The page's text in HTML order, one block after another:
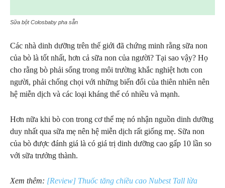
Sữa bột Colosbaby pha sẵn
Các nhà dinh dưỡng trên thế giới đã chứng minh rằng sữa non
của bò là tốt nhất, hơn cả sữa non của người? Tại sao vậy? Họ
cho rằng bò phải sống trong môi trường khắc nghiệt hơn con
người, phải chống chọi với những biến đổi của thiên nhiên nên
hệ miễn dịch và các loại kháng thể có nhiều và mạnh.
Hơn nữa khi bò con trong cơ thể mẹ nó nhận nguồn dinh dưỡng
duy nhất qua sữa mẹ nên hệ miễn dịch rất giống mẹ. Sữa non
của bò được đánh giá là có giá trị dinh dưỡng cao gấp 10 lần so
với sữa trưởng thành.
Xem thêm: [Review] Thuốc tăng chiều cao Nubest Tall lừa